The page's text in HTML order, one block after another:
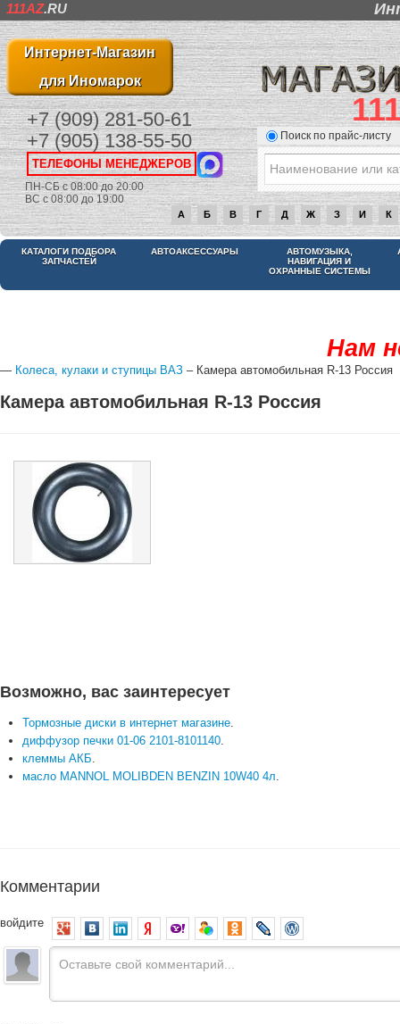
111AZ.RU
Интернет-Магазин
для Иномарок
+7 (909) 281-50-61
+7 (905) 138-55-50
ТЕЛЕФОНЫ МЕНЕДЖЕРОВ
ПН-СБ с 08:00 до 20:00
ВС с 08:00 до 19:00
Поиск по прайс-листу
А Б В Г Д Ж З И К
КАТАЛОГИ ПОДБОРА
ЗАПЧАСТЕЙ
АВТОАКСЕССУАРЫ
АВТОМУЗЫКА,
НАВИГАЦИЯ И
ОХРАННЫЕ СИСТЕМЫ
Нам
— Колеса, кулаки и ступицы ВАЗ – Камера автомобильная R-13 Россия
Камера автомобильная R-13 Россия
Возможно, вас заинтересует
Тормозные диски в интернет магазине.
диффузор печки 01-06 2101-8101140.
клеммы АКБ.
масло MANNOL MOLIBDEN BENZIN 10W40 4л.
Комментарии
войдите